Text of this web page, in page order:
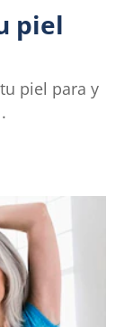
piel
piel para y